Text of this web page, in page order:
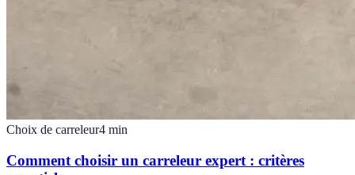
Choix de carreleur4 min
Comment choisir un carreleur expert : critères